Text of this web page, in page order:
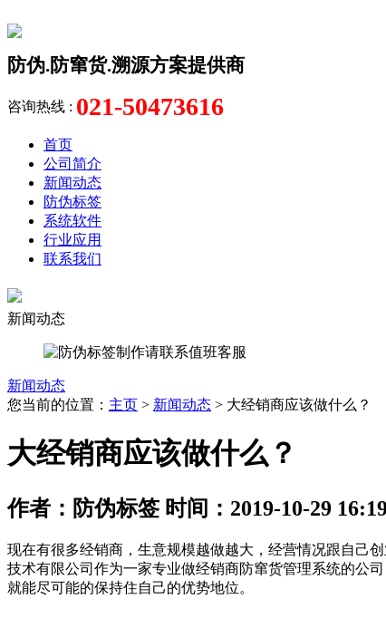
防伪.防窜货.溯源方案提供商
咨询热线 : 021-50473616
首页
公司简介
新闻动态
防伪标签
系统软件
行业应用
联系我们
新闻动态
新闻动态
您当前的位置： 主页 > 新闻动态 > 大经销商应该做什么？
大经销商应该做什么？
作者：防伪标签 时间：2019-10-29
现在有很多经销商，生意规模越做越大，经营情况跟自己
技术有限公司作为一家专业做经销商防窜货管理系统的公
就能尽可能的保持住自己的优势地位。